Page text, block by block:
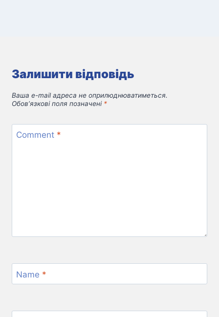
Залишити відповідь
Ваша e-mail адреса не оприлюднюватиметься.
Обов’язкові поля позначені *
Comment *
Name *